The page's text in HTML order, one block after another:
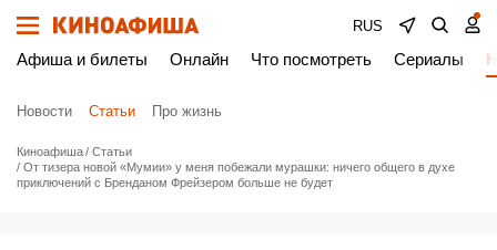
RUS
Афиша и билеты Онлайн Что посмотреть Сериалы
Новости Статьи Про жизнь
Киноафиша
Статьи
От тизера новой «Мумии» у меня побежали мурашки: ничего общего в духе
приключений с Бренданом Фрейзером больше не будет